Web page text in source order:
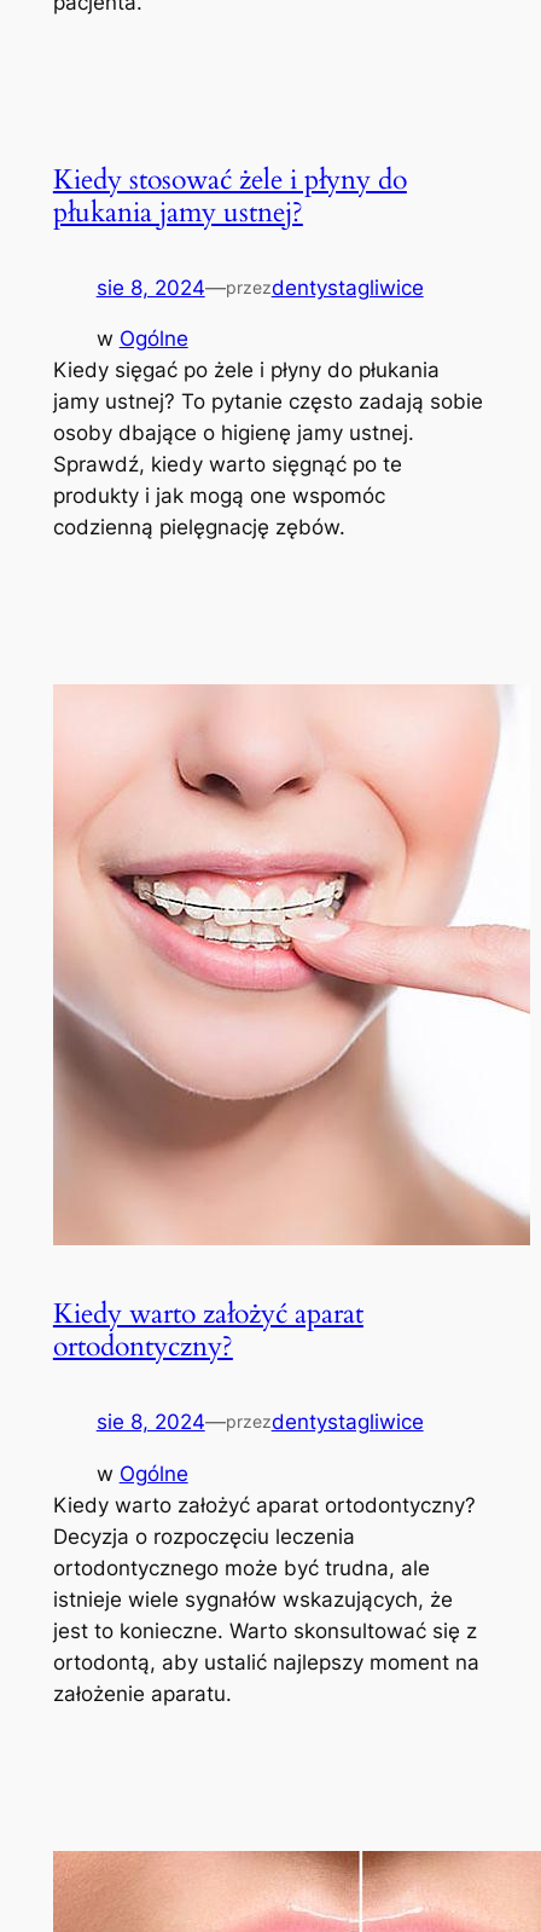
Kiedy stosować żele i płyny do
płukania jamy ustnej?
sie 8, 2024—przezdentystagliwice
w Ogólne
Kiedy sięgać po żele i płyny do płukania
jamy ustnej? To pytanie często zadają sobie
osoby dbające o higienę jamy ustnej.
Sprawdź, kiedy warto sięgnąć po te
produkty i jak mogą one wspomóc
codzienną pielęgnację zębów.
Kiedy warto założyć aparat
ortodontyczny?
sie 8, 2024—przezdentystagliwice
w Ogólne
Kiedy warto założyć aparat ortodontyczny?
Decyzja o rozpoczęciu leczenia
ortodontycznego może być trudna, ale
istnieje wiele sygnałów wskazujących, że
jest to konieczne. Warto skonsultować się z
ortodontą, aby ustalić najlepszy moment na
założenie aparatu.